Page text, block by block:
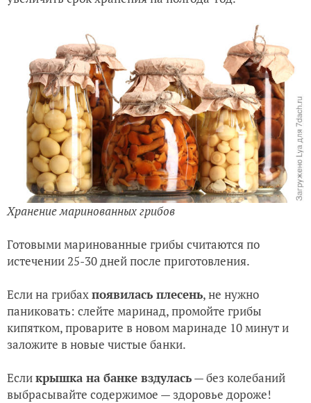
Хранение маринованных грибов
Готовыми маринованные грибы считаются по
истечении 25-30 дней после приготовления.
Если на грибахпоявилась плесень, не нужно
паниковать: слейте маринад, промойте грибы
кипятком, проварите в новом маринаде 10 минут и
заложите в новые чистые банки.
Есликрышка на банке вздулась— без колебаний
выбрасывайте содержимое — здоровье дороже!